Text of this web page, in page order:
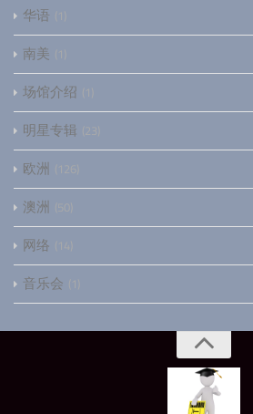
华语 1
南美 1
场馆介绍 1
明星专辑 23
欧洲 126
澳洲 50
网络 14
音乐会 1